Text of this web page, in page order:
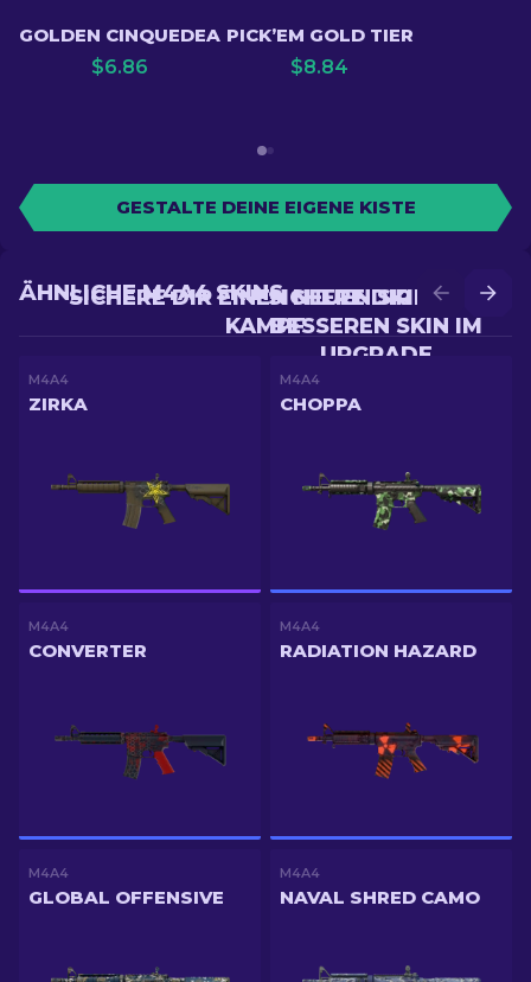
GOLDEN CINQUEDEA
$6.86
PICK’EM GOLD TIER
$8.84
GESTALTE DEINE EIGENE KISTE
SICHERE DIR EINEN
BESSEREN SKIN IM
UPGRADE
SICHERE DIR EINEN NEUEN SKIN IM
KAMPF
ÄHNLICHE M4A4 SKINS
M4A4
ZIRKA
M4A4
CHOPPA
M4A4
CONVERTER
M4A4
RADIATION HAZARD
M4A4
GLOBAL OFFENSIVE
M4A4
NAVAL SHRED CAMO